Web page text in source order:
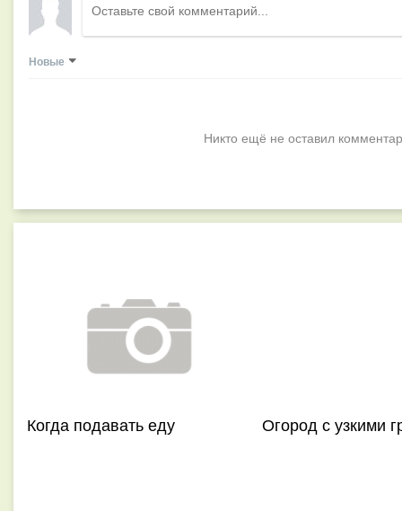
Новые
Никто ещё не оставил
Когда подавать еду Огород с узкими